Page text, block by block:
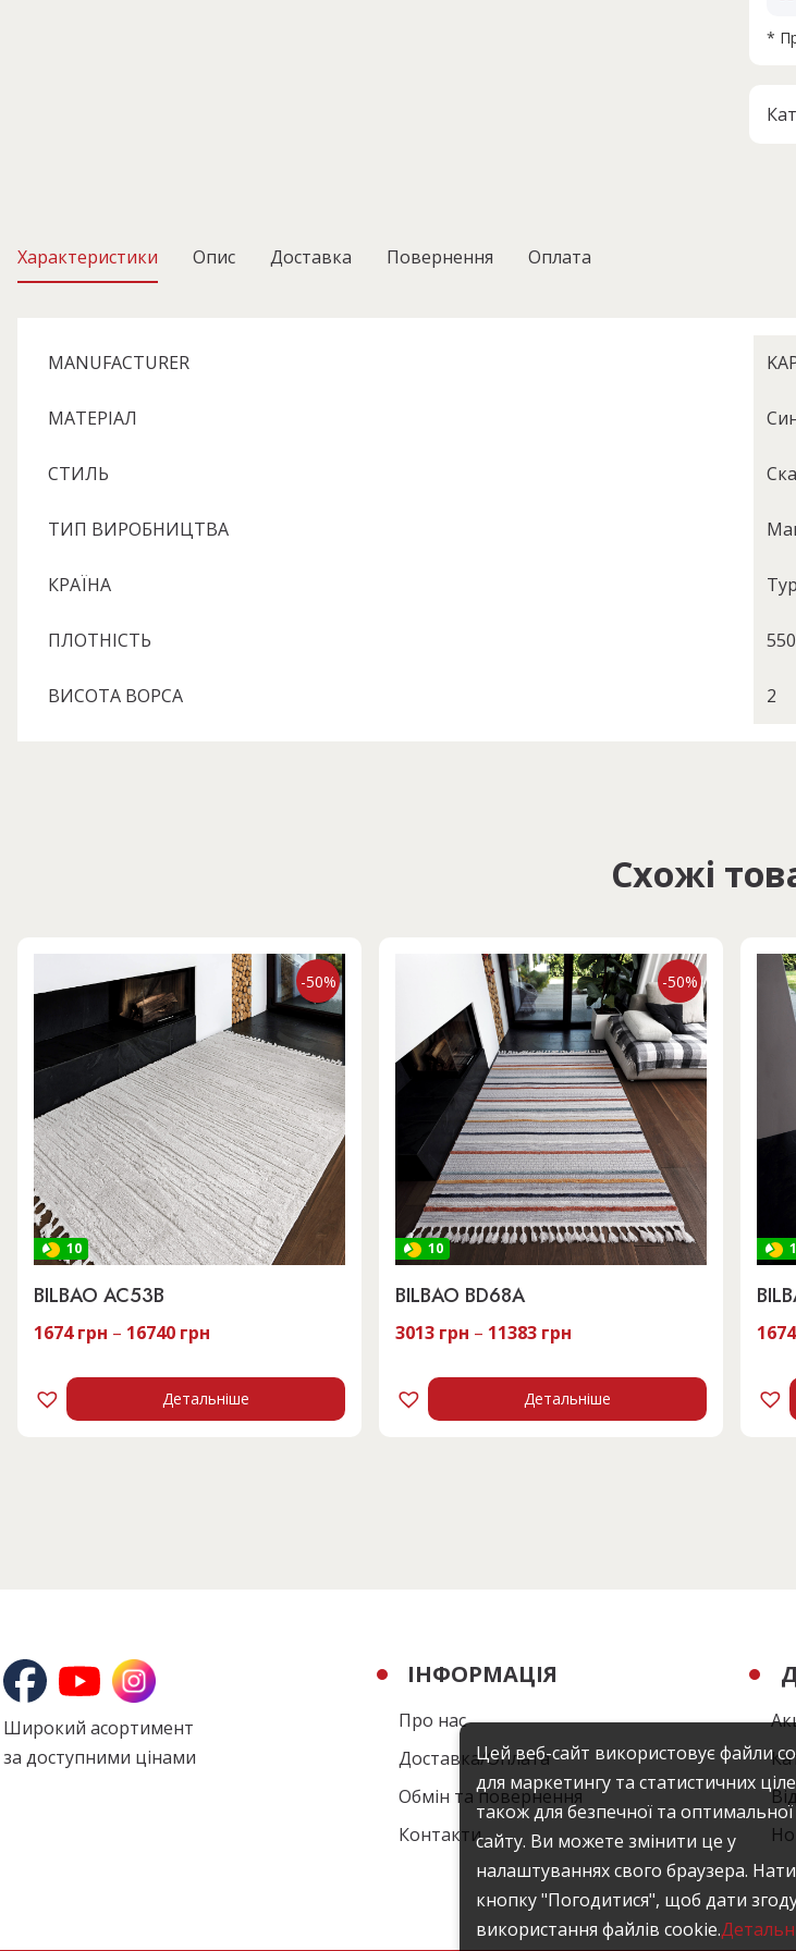
*
Характеристики Опис Доставка Повернення Оплата
MANUFACTURER
МАТЕРІАЛ
СТИЛЬ
ТИП ВИРОБНИЦТВА
КРАЇНА
ПЛОТНІСТЬ
ВИСОТА ВОРСА 2
Схожі
10
-50%
BILBAO AC53B
1674грн – 16740 грн
Детальніше
10
-50%
BILBAO BD68A
3013 грн – 11383 грн
Детальніше
1674
Широкий асортимент
за доступними цінами
ІНФОРМАЦІЯ
Про нас
Доставка/Оплата
Обмін та повернення
Контакти
Цей веб-сайт використовує файли
для маркетингу та статистичних
також для безпечної та
сайту. Ви можете змінити це у
налаштуваннях свого браузера.
кнопку "Погодитися", щоб дати
використання файлів cookie.